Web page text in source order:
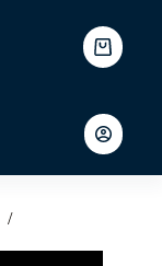
Shopping
cart
/